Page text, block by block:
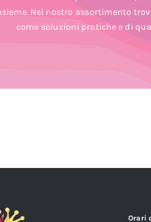
Nel nostro assortimento
come soluzioni pratiche e di
Orari